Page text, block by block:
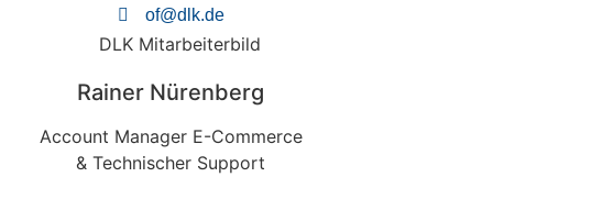
of@dlk.de
Rainer Nürenberg
Account Manager E-Commerce
& Technischer Support